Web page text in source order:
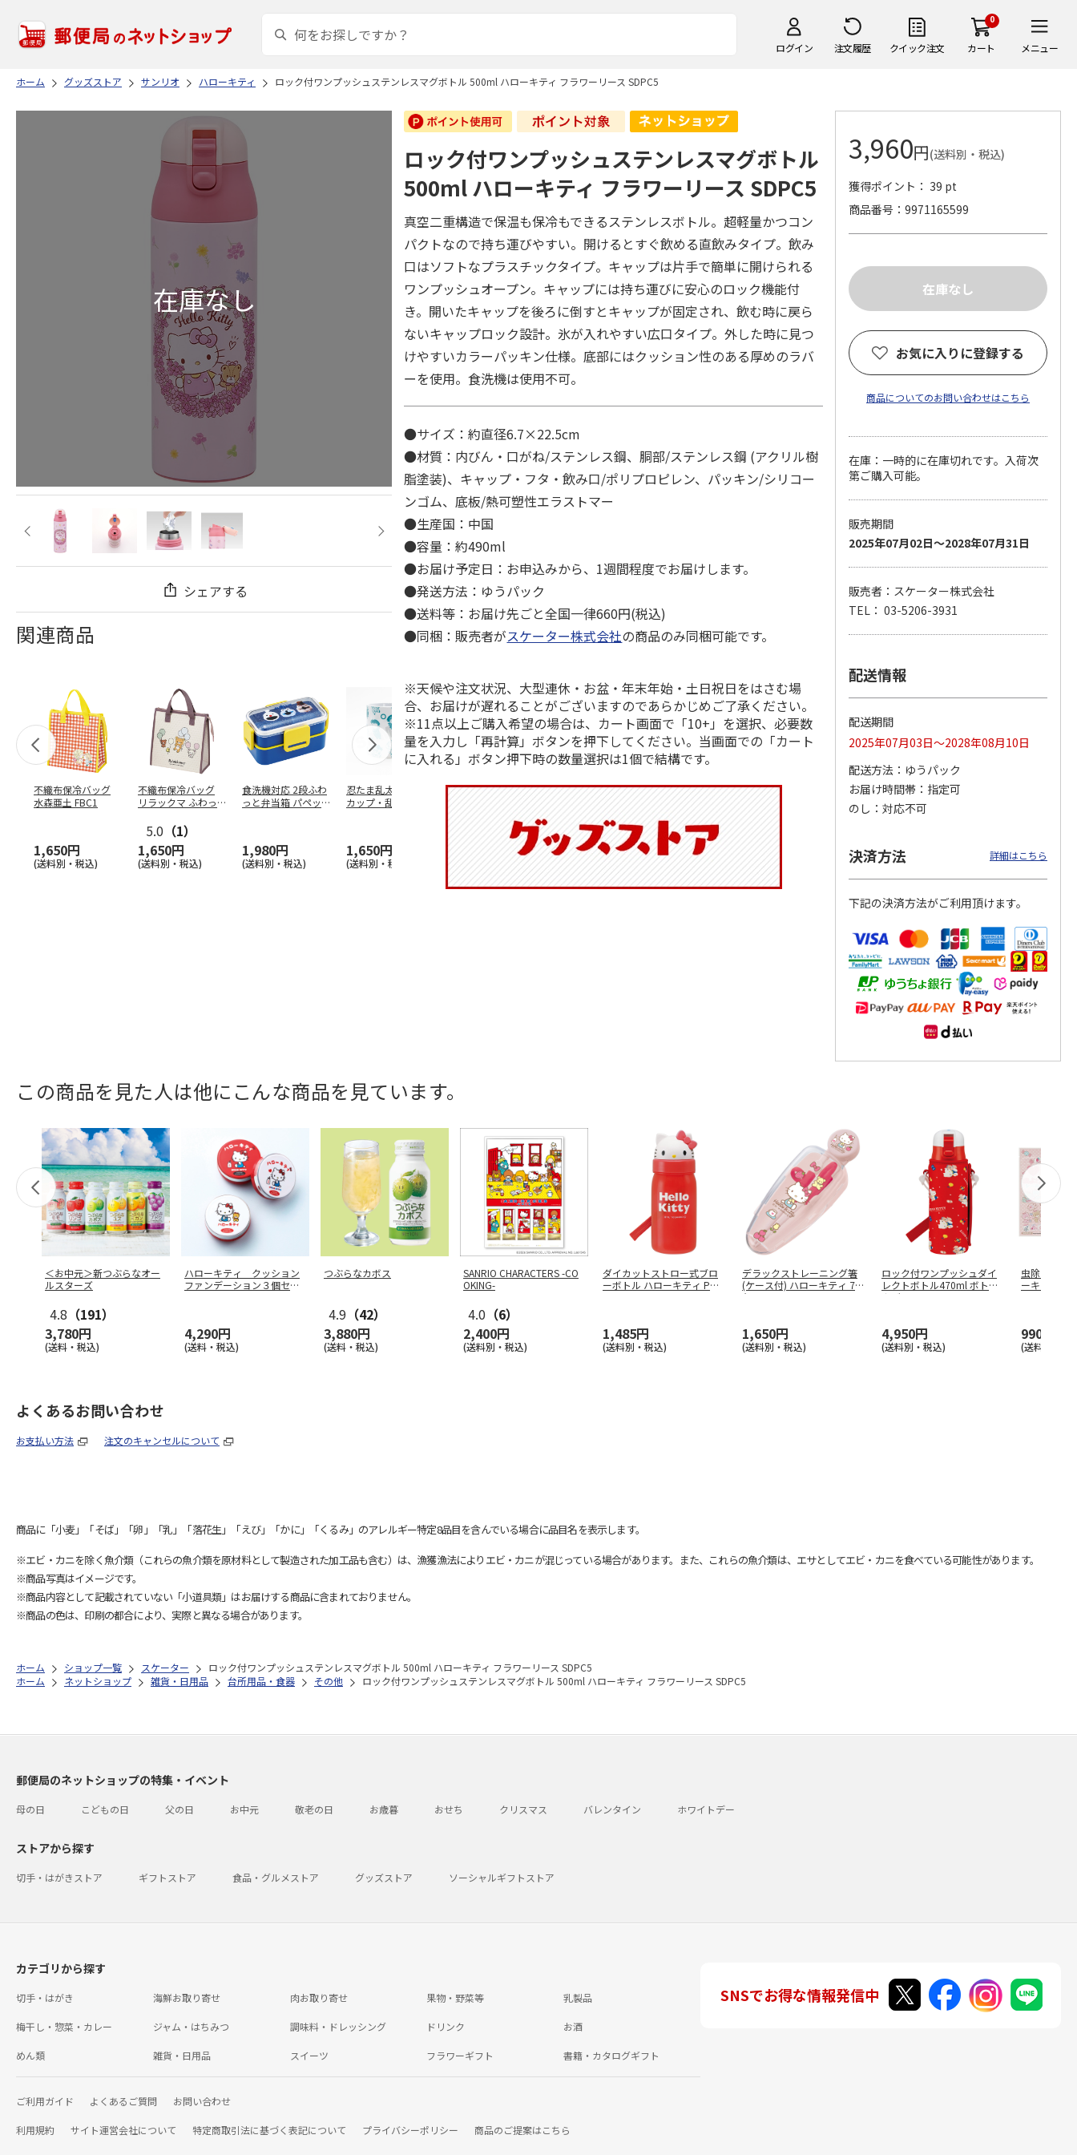
ログイン 注文履歴 クイック注文
0
カート メニュー
ホーム グッズストア サンリオ ハローキティ ロック付ワンプッシュステンレスマグボトル 500ml ハローキティ フラワーリース SDPC5
シェアする
関連商品
不織布保冷バッグ
水森亜土 FBC1
1,650円
(送料別・税込)
不織布保冷バッグ
リラックマ ふわっ
5.0 （1）
1,650円
(送料別・税込)
食洗機対応 2段ふわ
っと弁当箱 パペッ
1,980円
(送料別・税込)
忍たま乱太郎 マグ
カップ・乱太郎・き
1,650円
(送料別・税込)
抗菌食洗機対応 ふ
わっと弁当箱 530ml
水森亜土 PF
…
1,760円
(送料別・税込)
マスコット入りドリ
ンクボトル ハロー
キティ PSPR5MC
3,300円
(送料別・税込)
陶器ダイカットマグ
カップ ポムポムプ
リン CHMGD4
2,970円
(送料別・税込)
コーデュロイ生地ラ
ンチバッグ ハロー
キティ KCOB2
2,200円
(送料別・税込)
ふわっとフタタイト
ランチボックス角型
パペットスンスン
1,485円
(送料別・税込)
4,510円
(送料別・税込)
ロック付ワンプッシュステンレスマグボトル
500ml ハローキティ フラワーリース SDPC5
真空二重構造で保温も保冷もできるステンレスボトル。超軽量かつコン
パクトなので持ち運びやすい。開けるとすぐ飲める直飲みタイプ。飲み
口はソフトなプラスチックタイプ。キャップは片手で簡単に開けられる
ワンプッシュオープン。キャップには持ち運びに安心のロック機能付
き。開いたキャップを後ろに倒すとキャップが固定され、飲む時に戻ら
ないキャップロック設計。氷が入れやすい広口タイプ。外した時に見つ
けやすいカラーパッキン仕様。底部にはクッション性のある厚めのラバ
ーを使用。食洗機は使用不可。
●サイズ：約直径6.7×22.5cm
●材質：内びん・口がね/ステンレス鋼、胴部/ステンレス鋼 (アクリル樹
脂塗装)、キャップ・フタ・飲み口/ポリプロピレン、パッキン/シリコー
ンゴム、底板/熱可塑性エラストマー
●生産国：中国
●容量：約490ml
●お届け予定日：お申込みから、1週間程度でお届けします。
●発送方法：ゆうパック
●送料等：お届け先ごと全国一律660円(税込)
●同梱：販売者がスケーター株式会社の商品のみ同梱可能です。
※天候や注文状況、大型連休・お盆・年末年始・土日祝日をはさむ場
合、お届けが遅れることがございますのであらかじめご了承ください。
※11点以上ご購入希望の場合は、カート画面で「10+」を選択、必要数
量を入力し「再計算」ボタンを押下してください。当画面での「カート
に入れる」ボタン押下時の数量選択は1個で結構です。
3,960円(送料別・税込)
獲得ポイント： 39 pt
商品番号
9971165599
お気に入りに登録する
商品についてのお問い合わせはこちら
在庫：一時的に在庫切れです。入荷次
第ご購入可能。
販売期間
2025年07月02日～2028年07月31日
販売者：スケーター株式会社
TEL： 03-5206-3931
配送情報
配送期間
2025年07月03日～2028年08月10日
配送方法
ゆうパック
お届け時間帯
指定可
のし
対応不可
決済方法 詳細はこちら
下記の決済方法がご利用頂けます。
この商品を見た人は他にこんな商品を見ています。
＜お中元＞新つぶらなオー
ルスターズ
4.8 （191）
3,780円
(送料・税込)
ハローキティ クッション
ファンデーション３個セッ
4,290円
(送料・税込)
つぶらなカボス
4.9 （42）
3,880円
(送料・税込)
SANRIO CHARACTERS -CO
OKING-
4.0 （6）
2,400円
(送料別・税込)
ダイカットストロー式ブロ
ーボトル ハローキティ PBS
1,485円
(送料別・税込)
デラックストレーニング箸
(ケース付) ハローキティ 70
年
1,650円
(送料別・税込)
ロック付ワンプッシュダイ
レクトボトル470ml ボトル
カバ
4,950円
(送料別・税込)
虫除けシー
ーキティ も
990円
(送料別・税
よくあるお問い合わせ
お支払い方法 注文のキャンセルについて
商品に「小麦」「そば」「卵」「乳」「落花生」「えび」「かに」「くるみ」のアレルギー特定8品目を含んでいる場合に品目名を表示します。
※エビ・カニを除く魚介類（これらの魚介類を原材料として製造された加工品も含む）は、漁獲漁法によりエビ・カニが混じっている場合があります。また、これらの魚介類は、エサとしてエビ・カニを食べている可能性があります。
※商品写真はイメージです。
※商品内容として記載されていない「小道具類」はお届けする商品に含まれておりません。
※商品の色は、印刷の都合により、実際と異なる場合があります。
ホーム ショップ一覧 スケーター
ロック付ワンプッシュステンレスマグボトル 500ml ハローキティ フラワーリース SDPC5
ホーム
ネットショップ 雑貨・日用品 台所用品・食器 その他 ロック付ワンプッシュステンレスマグボトル 500ml ハローキティ フラワーリース SDPC5
郵便局のネットショップの特集・イベント
母の日 こどもの日 父の日 お中元 敬老の日 お歳暮 おせち クリスマス バレンタイン ホワイトデー
ストアから探す
切手・はがきストア ギフトストア 食品・グルメストア グッズストア ソーシャルギフトストア
カテゴリから探す
切手・はがき 海鮮お取り寄せ 肉お取り寄せ 果物・野菜等 乳製品
梅干し・惣菜・カレー ジャム・はちみつ 調味料・ドレッシング ドリンク お酒
めん類 雑貨・日用品 スイーツ フラワーギフト 書籍・カタログギフト
ご利用ガイド よくあるご質問 お問い合わせ
利用規約 サイト運営会社について 特定商取引法に基づく表記について プライバシーポリシー 商品のご提案はこちら
SNSでお得な情報発信中